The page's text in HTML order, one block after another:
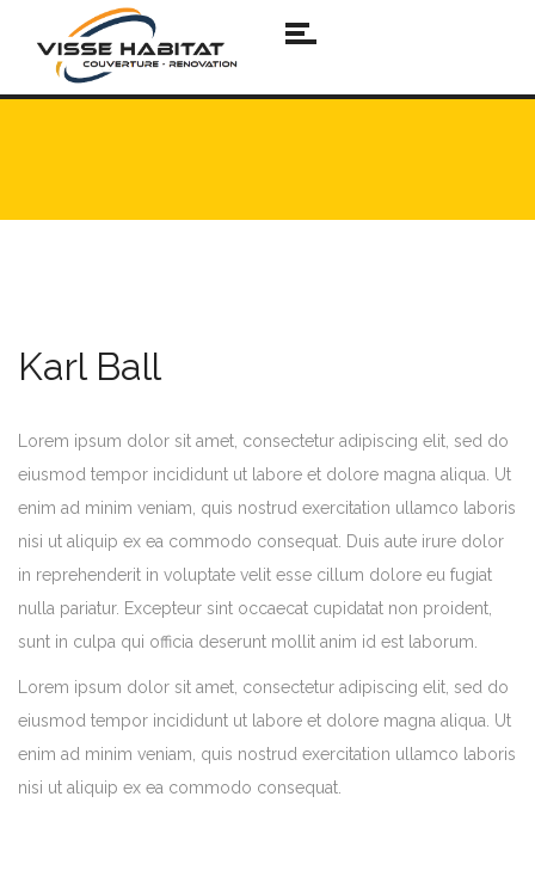
Karl Ball
Lorem ipsum dolor sit amet, consectetur adipiscing elit, sed do
eiusmod tempor incididunt ut labore et dolore magna aliqua. Ut
enim ad minim veniam, quis nostrud exercitation ullamco laboris
nisi ut aliquip ex ea commodo consequat. Duis aute irure dolor
in reprehenderit in voluptate velit esse cillum dolore eu fugiat
nulla pariatur. Excepteur sint occaecat cupidatat non proident,
sunt in culpa qui officia deserunt mollit anim id est laborum.
Lorem ipsum dolor sit amet, consectetur adipiscing elit, sed do
eiusmod tempor incididunt ut labore et dolore magna aliqua. Ut
enim ad minim veniam, quis nostrud exercitation ullamco laboris
nisi ut aliquip ex ea commodo consequat.